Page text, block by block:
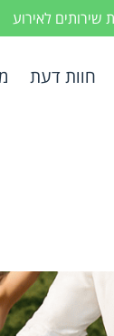
שירותים לאירוע
חוות דעת